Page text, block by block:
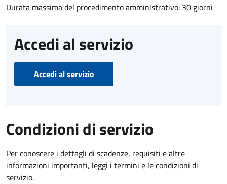
Durata massima del procedimento amministrativo: 30 giorni
Accedi al servizio
Accedi al servizio
Condizioni di servizio
Per conoscere i dettagli di scadenze, requisiti e altre
informazioni importanti, leggi i termini e le condizioni di
servizio.